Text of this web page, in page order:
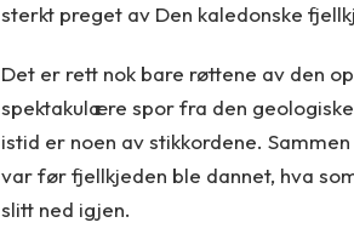
sterkt preget av Den kaledonske
Det er rett nok bare røttene av den
spektakulære spor fra den
istid er noen av stikkordene.
var før fjellkjeden ble dannet, hva
slitt ned igjen.